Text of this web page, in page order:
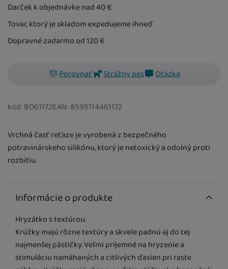
kód: BD61172EAN: 8595114461172
Vrchná časť reťaze je vyrobená z bezpečného
potravinárskeho silikónu, ktorý je netoxický a odolný proti
rozbitiu.
Darček k objednávke nad 40€
Tovar, ktorý je skladom expedujeme ihneď
Dopravné zadarmo od 120€
Porovnať Strážny pes Otázka
Informácie o produkte
Hryzátko s textúrou.
Krúžky majú rôzne textúry a skvele padnú aj do tej
najmenšej pästičky. Veľmi príjemné na hryzenie a
stimuláciu namáhaných a citlivých ďasien pri raste